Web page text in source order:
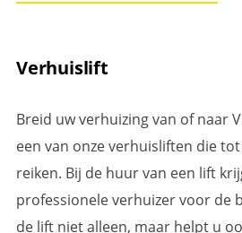
Verhuislift
Breid uw verhuizing van of naar
een van onze verhuisliften die
reiken. Bij de huur van een lift
professionele verhuizer voor de
de lift niet alleen, maar helpt u